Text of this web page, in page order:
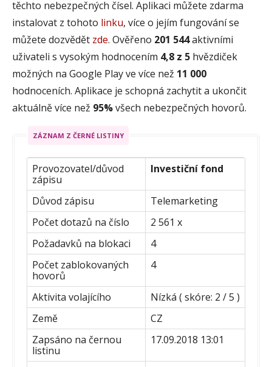
těchto nebezpečných čísel. Aplikaci můžete zdarma
instalovat z tohoto linku, více o jejím fungování se
můžete dozvědět zde. Ověřeno 201 544aktivními
uživateli s vysokým hodnocením 4,8 z 5 hvězdiček
možných na Google Play ve více než 11 000
hodnoceních. Aplikace je schopná zachytit a ukončit
aktuálně více než 95%všech nebezpečných hovorů.
ZÁZNAM Z ČERNÉ LISTINY
Provozovatel/důvod
zápisu
Investiční fond
Důvod zápisu
Telemarketing
Počet dotazů na číslo
2 561 x
Požadavků na blokaci
4
Počet zablokovaných
hovorů
4
Aktivita volajícího
Nízká ( skóre: 2 / 5 )
Země
CZ
Zapsáno na černou
listinu
17.09.2018 13:01